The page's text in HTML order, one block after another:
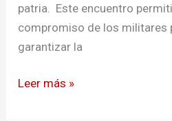
patria. Este encuentro
compromiso de los militares
garantizar la
Leer más »